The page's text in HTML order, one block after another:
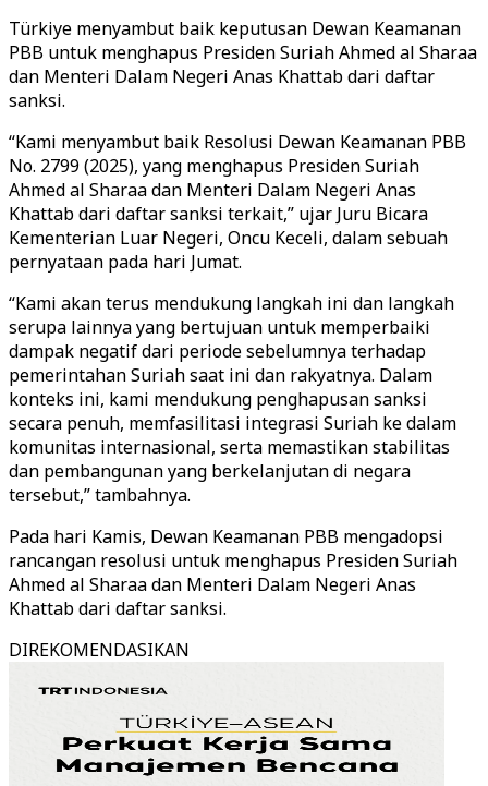
Türkiye menyambut baik keputusan Dewan Keamanan
PBB untuk menghapus Presiden Suriah Ahmed al Sharaa
dan Menteri Dalam Negeri Anas Khattab dari daftar
sanksi.
“Kami menyambut baik Resolusi Dewan Keamanan PBB
No. 2799 (2025), yang menghapus Presiden Suriah
Ahmed al Sharaa dan Menteri Dalam Negeri Anas
Khattab dari daftar sanksi terkait,” ujar Juru Bicara
Kementerian Luar Negeri, Oncu Keceli, dalam sebuah
pernyataan pada hari Jumat.
“Kami akan terus mendukung langkah ini dan langkah
serupa lainnya yang bertujuan untuk memperbaiki
dampak negatif dari periode sebelumnya terhadap
pemerintahan Suriah saat ini dan rakyatnya. Dalam
konteks ini, kami mendukung penghapusan sanksi
secara penuh, memfasilitasi integrasi Suriah ke dalam
komunitas internasional, serta memastikan stabilitas
dan pembangunan yang berkelanjutan di negara
tersebut,” tambahnya.
Pada hari Kamis, Dewan Keamanan PBB mengadopsi
rancangan resolusi untuk menghapus Presiden Suriah
Ahmed al Sharaa dan Menteri Dalam Negeri Anas
Khattab dari daftar sanksi.
DIREKOMENDASIKAN